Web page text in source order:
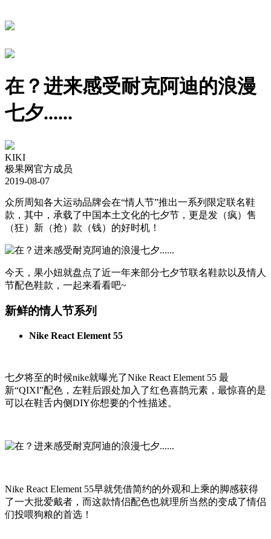
在？进来感受耐克阿迪的浪漫
七夕......
KIKI
极果网官方成员
2019-08-07
众所周知各大运动品牌会在“情人节”推出一系列限定联名鞋
款，其中，承载了中国本土文化的七夕节，更是发（疯）售
（狂）新（抢）款（钱）的好时机！
今天，果小妞就盘点了近一年来部分七夕节联名鞋款以及情人
节配色鞋款，一起来看看吧~
新鲜的情人节系列
Nike React Element 55
七夕将至的时候nike就曝光了Nike React Element 55 最
新“QIXI”配色，左鞋后跟处加入了红色喜鹊元素，最惊喜的是
可以在鞋舌内侧DIY你想要的个性描述。
Nike React Element 55早就凭借简约的外观和上乘的脚感获得
了一大批爱戴者，而这款情侣配色也就理所当然的变成了情侣
们投喂狗粮的首选！